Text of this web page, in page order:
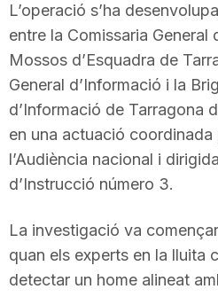
r
a
L’operació s’ha
entre la Comissaria General
Mossos d’Esquadra de
General d’Informació i la
d’Informació de Tarragona
en una actuació coordinada
l’Audiència nacional i
d’Instrucció número 3.
La investigació va
quan els experts en la lluita
detectar un home alineat